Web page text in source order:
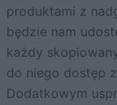
produktami z
będzie nam
każdy
do niego dostęp
Dodatkowym